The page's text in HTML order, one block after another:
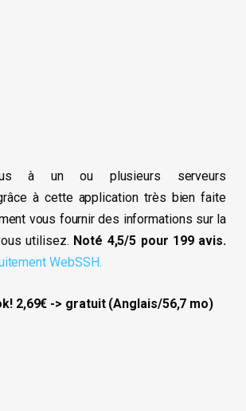
à un ou plusieurs serveurs
à cette application très bien faite
vous fournir des informations sur la
utilisez. Noté 4,5/5 pour 199 avis.
WebSSH.
2,69€ -> gratuit (Anglais/56,7 mo)